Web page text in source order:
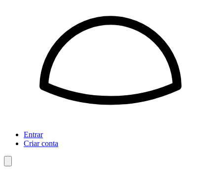
Entrar
Criar conta